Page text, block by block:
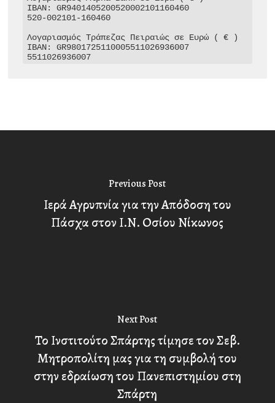
IBAN: GR9401405200520002101160460
520-002101-160460
Λογαριασμός Τράπεζας Πειραιώς σε Ευρώ ( € )
IBAN: GR9801725110005511026936007
5511026936007
Previous Post
Ιερά Αγρυπνία για την Απόδοση του
Πάσχα στον Ι.Ν. Οσίου Νίκωνος
Next Post
Το Ινστιτούτο Σπάρτης τίμησε τον Σεβ.
Μητροπολίτη μας για τη συμβολή του
στην εδραίωση του Πανεπιστημίου στη
Σπάρτη